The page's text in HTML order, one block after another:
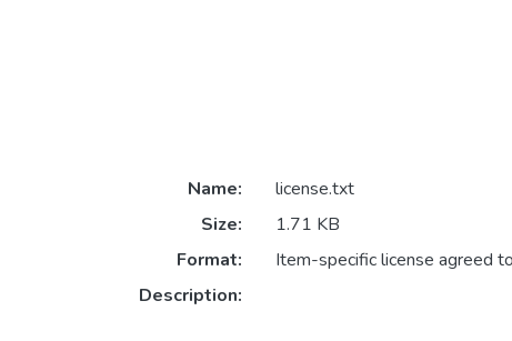
Name:
license.txt
Size:
1.71 KB
Format:
Item-specific license agreed
Description: